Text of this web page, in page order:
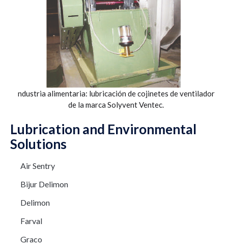
Lubrication and Environmental
Solutions
Air Sentry
Bijur Delimon
Delimon
Farval
Graco
ndustria alimentaria: lubricación de cojinetes de ventilador
de la marca Solyvent Ventec.